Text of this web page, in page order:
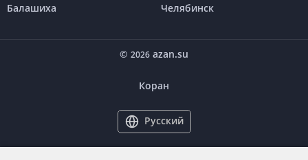
Балашиха
Челябинск
© 2026 azan.su
Коран
Русский